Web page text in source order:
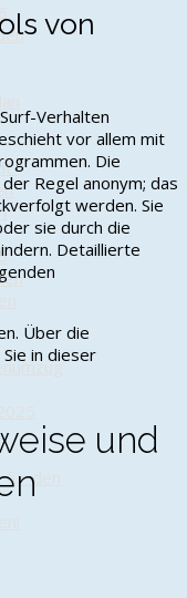
den
von
Verhalten
vor allem mit
Die
Regel anonym; das
werden. Sie
sie durch die
Detaillierte
Über die
in dieser
und